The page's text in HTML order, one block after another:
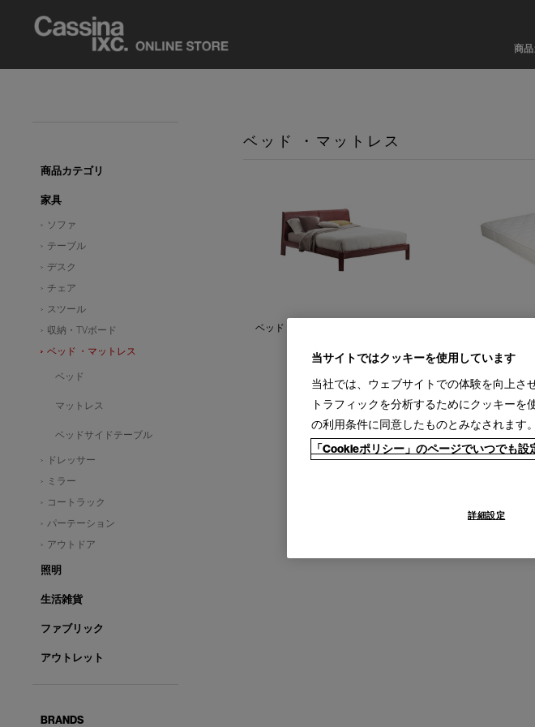
商
ベッド ・マットレス
ベッド
商品カテゴリ
家具
ソファ
テーブル
デスク
チェア
スツール
収納・TVボード
ベッド ・マットレス
ベッド
マットレス
ベッドサイドテーブル
ドレッサー
ミラー
コートラック
パーテーション
アウトドア
照明
生活雑貨
ファブリック
アウトレット
BRANDS
当サイトではクッキーを使用しています
当社では、ウェブサイトでの体験を向上さ
トラフィックを分析するためにクッキー
の利用条件に同意したものとみなされます。
「Cookieポリシー」のページでいつでも
詳細設定